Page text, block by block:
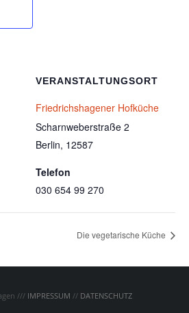
VERANSTALTUNGSORT
Friedrichshagener Hofküche
Scharnweberstraße 2
Berlin, 12587
Telefon
030 654 99 270
Die vegetarische Küche
/// IMPRESSUM // DATENSCHUTZ